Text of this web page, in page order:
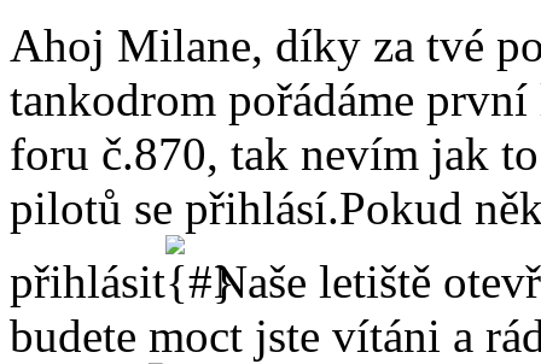
Ahoj Milane, díky za tvé
tankodrom pořádáme
foru č.870, tak nevím jak
pilotů se přihlásí.Pokud
přihlásit
Naše letiště
budete moct jste vítáni a